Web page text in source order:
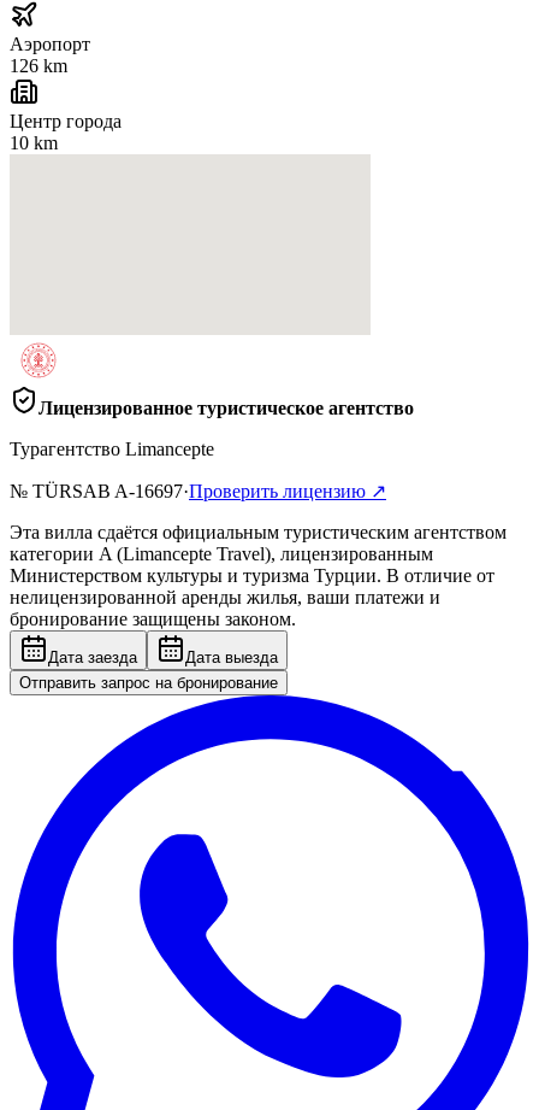
Аэропорт
126 km
Центр города
10 km
Лицензированное туристическое агентство
Турагентство Limancepte
№ TÜRSAB A-16697·Проверить лицензию ↗
Эта вилла сдаётся официальным туристическим агентством
категории A (Limancepte Travel), лицензированным
Министерством культуры и туризма Турции. В отличие от
нелицензированной аренды жилья, ваши платежи и
бронирование защищены законом.
Дата заезда
Дата выезда
Отправить запрос на бронирование